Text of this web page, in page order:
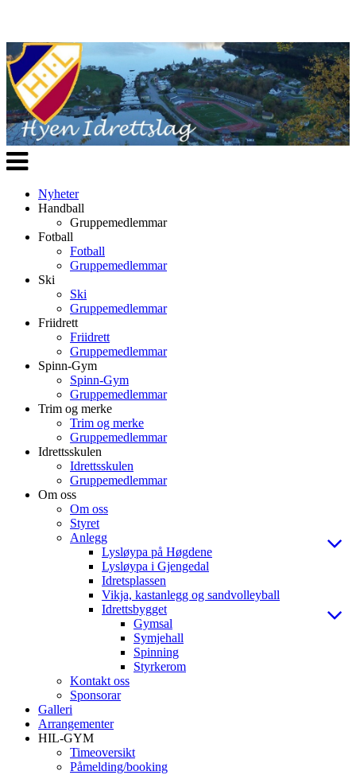
Veksle
navigasjon
Nyheter
Handball
Gruppemedlemmar
Fotball
Fotball
Gruppemedlemmar
Ski
Ski
Gruppemedlemmar
Friidrett
Friidrett
Gruppemedlemmar
Spinn-Gym
Spinn-Gym
Gruppemedlemmar
Trim og merke
Trim og merke
Gruppemedlemmar
Idrettsskulen
Idrettsskulen
Gruppemedlemmar
Om oss
Om oss
Styret
Anlegg
Lysløypa på Høgdene
Lysløypa i Gjengedal
Idretsplassen
Vikja, kastanlegg og sandvolleyball
Idrettsbygget
Gymsal
Symjehall
Spinning
Styrkerom
Kontakt oss
Sponsorar
Galleri
Arrangementer
HIL-GYM
Timeoversikt
Påmelding/booking